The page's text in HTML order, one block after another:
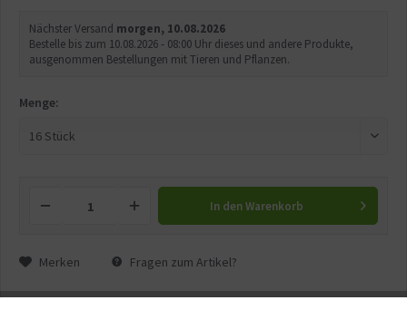
Nächster Versand morgen, 10.08.2026
Bestelle bis zum 10.08.2026 - 08:00 Uhr dieses und andere Produkte,
ausgenommen Bestellungen mit Tieren und Pflanzen.
Menge:
In den Warenkorb
Merken Fragen zum Artikel?
Artikel-Nr.:
GG10642.1